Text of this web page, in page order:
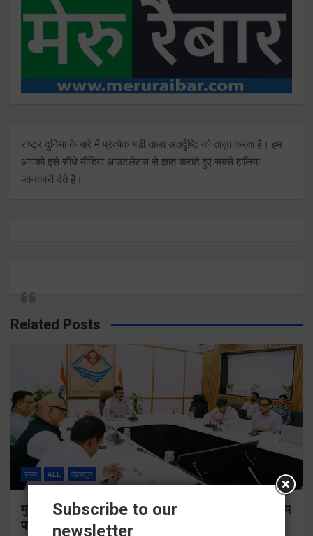
राष्ट्र दुनिया के बारे में प्रत्येक बड़ी ताजा अंतर्दृष्टि को ताज़ा करता है। हम
आपको इसे सीधे मीडिया आउटलेट्स से ज्ञात कराते हुए सबसे हालिया
जानकारी देते हैं।
Related Posts
राज्य ALL देहरादून
मुख्य सचिव ने सभी बड़े प्रोजेक्ट्स का निर्माण कार्य नियमित समय
पर पूर्ण किए जाने के निर्देश दिए
Subscribe to our
newsletter